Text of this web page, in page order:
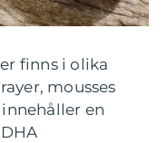
finns i olika
mousses
en